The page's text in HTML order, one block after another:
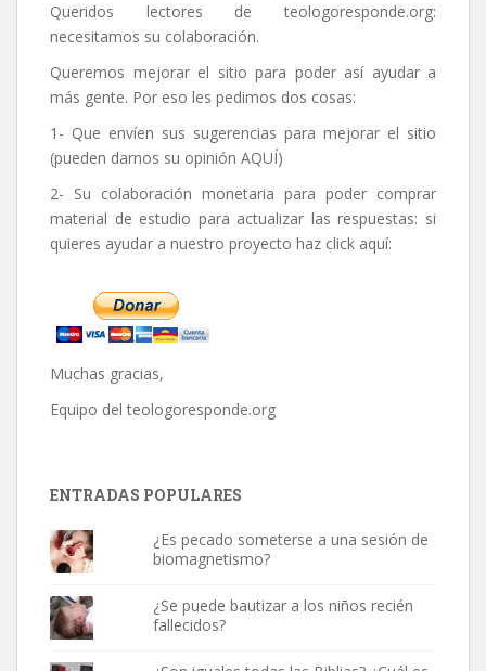
Queridos lectores de teologoresponde.org:
necesitamos su colaboración.
Queremos mejorar el sitio para poder así ayudar a
más gente. Por eso les pedimos dos cosas:
1- Que envíen sus sugerencias para mejorar el sitio
(pueden darnos su opinión AQUÍ)
2- Su colaboración monetaria para poder comprar
material de estudio para actualizar las respuestas: si
quieres ayudar a nuestro proyecto haz click aquí:
Muchas gracias,
Equipo del teologoresponde.org
ENTRADAS POPULARES
¿Es pecado someterse a una sesión de
biomagnetismo?
¿Se puede bautizar a los niños recién
fallecidos?